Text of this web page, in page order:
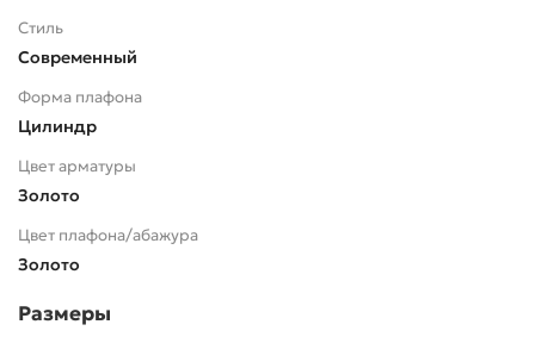
Стиль
Современный
Форма плафона
Цилиндр
Цвет арматуры
Золото
Цвет плафона/абажура
Золото
Размеры